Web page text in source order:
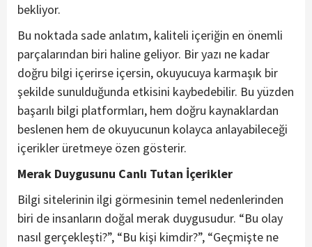
bekliyor.
Bu noktada sade anlatım, kaliteli içeriğin en önemli
parçalarından biri haline geliyor. Bir yazı ne kadar
doğru bilgi içerirse içersin, okuyucuya karmaşık bir
şekilde sunulduğunda etkisini kaybedebilir. Bu yüzden
başarılı bilgi platformları, hem doğru kaynaklardan
beslenen hem de okuyucunun kolayca anlayabileceği
içerikler üretmeye özen gösterir.
Merak Duygusunu Canlı Tutan İçerikler
Bilgi sitelerinin ilgi görmesinin temel nedenlerinden
biri de insanların doğal merak duygusudur. “Bu olay
nasıl gerçekleşti?”, “Bu kişi kimdir?”, “Geçmişte ne